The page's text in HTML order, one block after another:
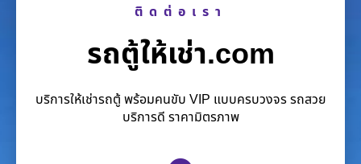
ติดต่อเรา
รถตู้ให้เช่า.com
บริการให้เช่ารถตู้ พร้อมคนขับ VIP แบบครบวงจร รถสวย
บริการดี ราคามิตรภาพ